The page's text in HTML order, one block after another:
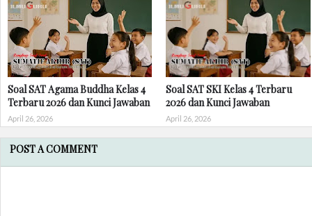
Soal SAT Agama Buddha Kelas 4
Terbaru 2026 dan Kunci Jawaban
April 26, 2026
Soal SAT SKI Kelas 4 Terbaru
2026 dan Kunci Jawaban
April 26, 2026
POST A COMMENT